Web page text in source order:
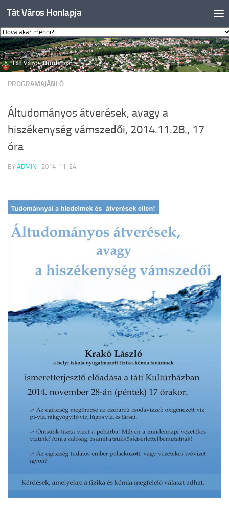
Skip to content
Tát Város Honlapja
PROGRAMAJÁNLÓ
Áltudományos átverések, avagy a
hiszékenység vámszedői, 2014.11.28., 17
óra
BY ADMIN · 2014-11-24